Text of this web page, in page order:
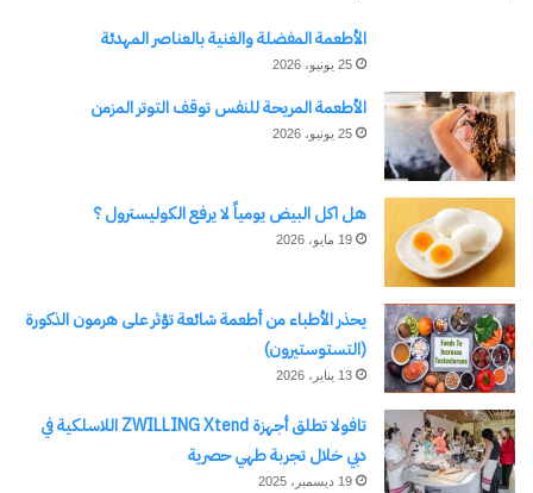
الأطعمة المفضلة والغنية بالعناصر المهدئة
25 يونيو، 2026
الأطعمة المريحة للنفس توقف التوتر المزمن
25 يونيو، 2026
هل اكل البيض يومياً لا يرفع الكوليسترول ؟
19 مايو، 2026
يحذر الأطباء من أطعمة شائعة تؤثر على هرمون الذكورة
(التستوستيرون)
13 يناير، 2026
تافولا تطلق أجهزة ZWILLING Xtend اللاسلكية في
دبي خلال تجربة طهي حصرية
19 ديسمبر، 2025